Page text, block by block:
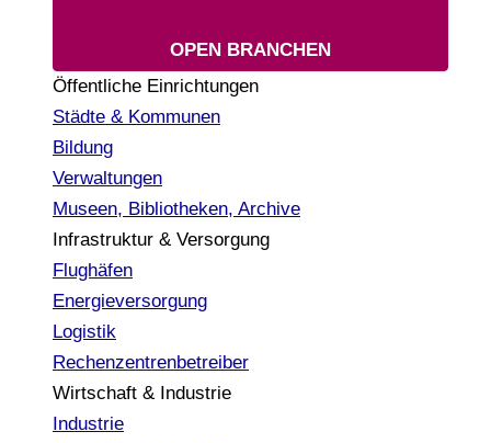
OPEN BRANCHEN
Öffentliche Einrichtungen
Städte & Kommunen
Bildung
Verwaltungen
Museen, Bibliotheken, Archive
Infrastruktur & Versorgung
Flughäfen
Energieversorgung
Logistik
Rechenzentrenbetreiber
Wirtschaft & Industrie
Industrie